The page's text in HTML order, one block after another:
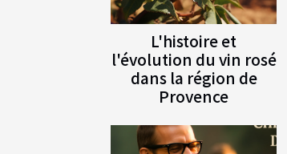
L'histoire et
l'évolution du vin rosé
dans la région de
Provence